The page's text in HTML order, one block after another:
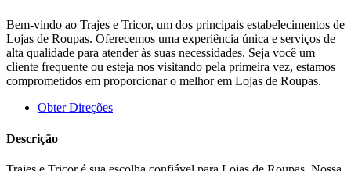
Bem-vindo ao Trajes e Tricor, um dos principais estabelecimentos de
Lojas de Roupas. Oferecemos uma experiência única e serviços de
alta qualidade para atender às suas necessidades. Seja você um
cliente frequente ou esteja nos visitando pela primeira vez, estamos
comprometidos em proporcionar o melhor em Lojas de Roupas.
Obter Direções
Descrição